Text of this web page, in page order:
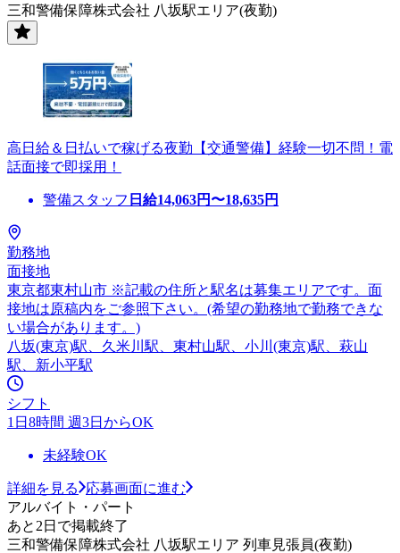
三和警備保障株式会社 八坂駅エリア(夜勤)
高日給＆日払いで稼げる夜勤【交通警備】経験一切不問！電
話面接で即採用！
警備スタッフ 日給14,063円〜18,635円
勤務地
面接地
東京都東村山市 ※記載の住所と駅名は募集エリアです。面
接地は原稿内をご参照下さい。(希望の勤務地で勤務できな
い場合があります。)
八坂(東京)駅、久米川駅、東村山駅、小川(東京)駅、萩山
駅、新小平駅
シフト
1日8時間 週3日からOK
未経験OK
詳細を見る
応募画面に進む
アルバイト・パート
あと2日で掲載終了
三和警備保障株式会社 八坂駅エリア 列車見張員(夜勤)